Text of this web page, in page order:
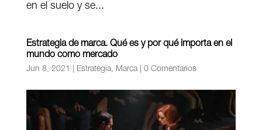
en el suelo y se...
Estrategia de marca. Qué es y por qué importa en el
mundo como mercado
Jun 8, 2021 Estrategia, Marca| 0 Comentarios